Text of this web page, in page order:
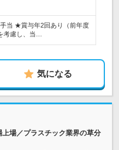
当 ★賞与年2回あり（前年度
考慮し、当…
気になる
場／プラスチック業界の草分